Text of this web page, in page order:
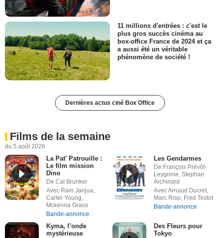
11 millions d'entrées : c'est le
plus gros succès cinéma au
box-office France de 2024 et ça
a aussi été un véritable
phénomène de société !
Dernières actus ciné Box Office
Films de la semaine
du 5 août 2026
La Pat' Patrouille :
Le film mission
Dino
De Cal Brunker
Avec Rain Janjua,
Carter Young,
Mckenna Grace
Bande-annonce
Les Gendarmes
De François Prévôt-
Leygonie, Stephan
Archinard
Avec Arnaud Ducret,
Marc Riso, Fred Testot
Bande-annonce
Kyma, l’onde
mystérieuse
Des Fleurs pour
Tokyo